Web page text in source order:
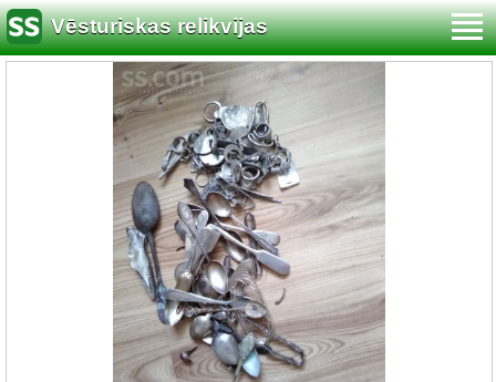
Vēsturiskas relikvijas